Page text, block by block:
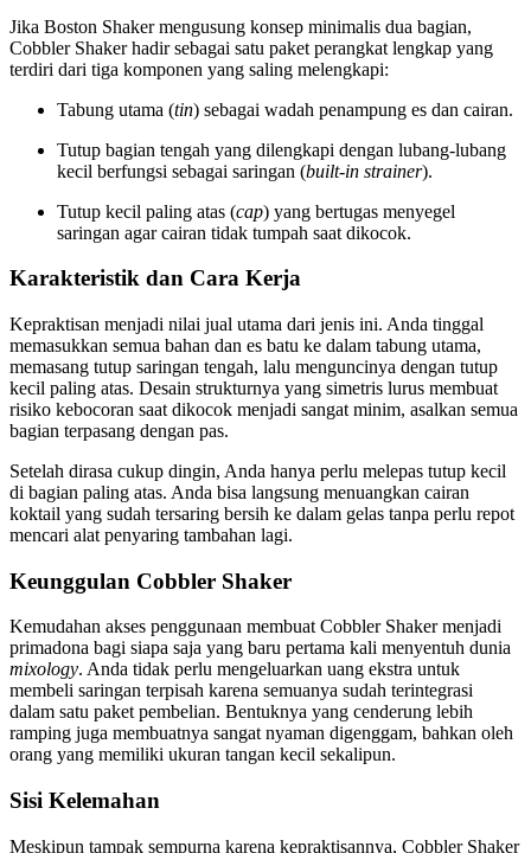
Jika Boston Shaker mengusung konsep minimalis dua bagian,
Cobbler Shaker hadir sebagai satu paket perangkat lengkap yang
terdiri dari tiga komponen yang saling melengkapi:
Tabung utama (tin) sebagai wadah penampung es dan cairan.
Tutup bagian tengah yang dilengkapi dengan lubang-lubang
kecil berfungsi sebagai saringan (built-in strainer).
Tutup kecil paling atas (cap) yang bertugas menyegel
saringan agar cairan tidak tumpah saat dikocok.
Karakteristik dan Cara Kerja
Kepraktisan menjadi nilai jual utama dari jenis ini. Anda tinggal
memasukkan semua bahan dan es batu ke dalam tabung utama,
memasang tutup saringan tengah, lalu menguncinya dengan tutup
kecil paling atas. Desain strukturnya yang simetris lurus membuat
risiko kebocoran saat dikocok menjadi sangat minim, asalkan semua
bagian terpasang dengan pas.
Setelah dirasa cukup dingin, Anda hanya perlu melepas tutup kecil
di bagian paling atas. Anda bisa langsung menuangkan cairan
koktail yang sudah tersaring bersih ke dalam gelas tanpa perlu repot
mencari alat penyaring tambahan lagi.
Keunggulan Cobbler Shaker
Kemudahan akses penggunaan membuat Cobbler Shaker menjadi
primadona bagi siapa saja yang baru pertama kali menyentuh dunia
mixology. Anda tidak perlu mengeluarkan uang ekstra untuk
membeli saringan terpisah karena semuanya sudah terintegrasi
dalam satu paket pembelian. Bentuknya yang cenderung lebih
ramping juga membuatnya sangat nyaman digenggam, bahkan oleh
orang yang memiliki ukuran tangan kecil sekalipun.
Sisi Kelemahan
Meskipun tampak sempurna karena kepraktisannya, Cobbler Shaker